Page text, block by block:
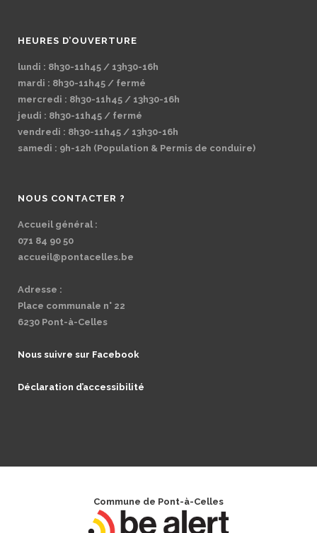
HEURES D’OUVERTURE
lundi : 8h30-11h45 / 13h30-16h
mardi : 8h30-11h45 / fermé
mercredi : 8h30-11h45 / 13h30-16h
jeudi : 8h30-11h45 / fermé
vendredi : 8h30-11h45 / 13h30-16h
samedi : 9h-12h (Population & Permis de conduire)
NOUS CONTACTER ?
Accueil général :
071 84 90 50
accueil@pontacelles.be
Adresse :
Place communale n° 22
6230 Pont-à-Celles
Nous suivre sur Facebook
Déclaration d’accessibilité
Commune de Pont-à-Celles